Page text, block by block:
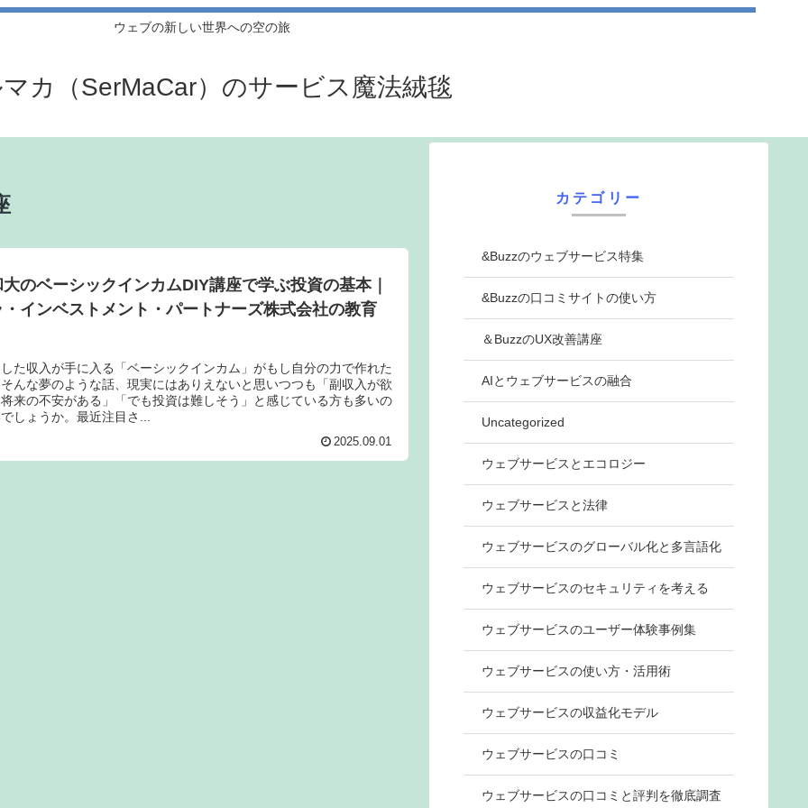
ウェブの新しい世界への空の旅
カ（SerMaCar）のサービス魔法絨毯
のベーシックインカムDIY講座で学ぶ投資の基本｜
インベストメント・パートナーズ株式会社の教育
た収入が手に入る「ベーシックインカム」がもし自分の力で作れた
んな夢のような話、現実にはありえないと思いつつも「副収入が欲
来の不安がある」「でも投資は難しそう」と感じている方も多いの
しょうか。最近注目さ...
2025.09.01
カテゴリー
&Buzzのウェブサービス特集
&Buzzの口コミサイトの使い方
＆BuzzのUX改善講座
AIとウェブサービスの融合
Uncategorized
ウェブサービスとエコロジー
ウェブサービスと法律
ウェブサービスのグローバル化と多言語化
ウェブサービスのセキュリティを考える
ウェブサービスのユーザー体験事例集
ウェブサービスの使い方・活用術
ウェブサービスの収益化モデル
ウェブサービスの口コミ
ウェブサービスの口コミと評判を徹底調査